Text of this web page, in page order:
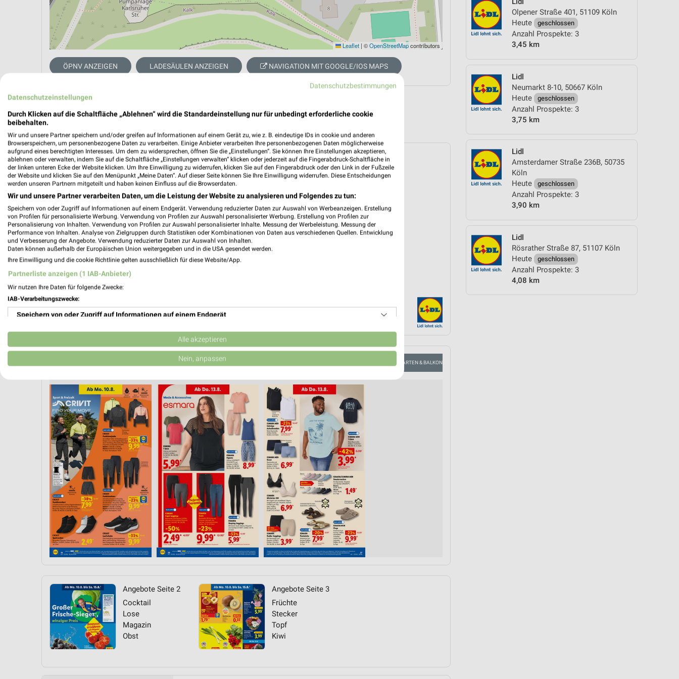
Olpener Straße 401, 51109 Köln
Heute
geschlossen
Anzahl Prospekte: 3
3,45 km
Lidl
Neumarkt 8-10, 50667 Köln
Heute
geschlossen
Anzahl Prospekte: 3
3,75 km
Lidl
Amsterdamer Straße 236B, 50735
Köln
Heute
geschlossen
Anzahl Prospekte: 3
3,90 km
Lidl
Rösrather Straße 87, 51107 Köln
Heute
geschlossen
Anzahl Prospekte: 3
4,08 km
Leaflet | ©OpenStreetMapcontributors
ÖPNV ANZEIGEN LADESÄULEN ANZEIGEN NAVIGATION MIT GOOGLE/IOS MAPS
Anzahl Prospekte: 2
❯
Lidl Prospekt für Köln ab Mo. den 10.08.
Gültig von 10. Aug. bis 15. Aug.
PROSPEKT BLÄTTERN
KAFFEE VEGANE ANGEBOTE GARTEN & BALKON
Angebote Seite 2
Cocktail
Lose
Magazin
Obst
Angebote Seite 3
Früchte
Stecker
Topf
Kiwi
Datenschutzbestimmungen
Datenschutzeinstellungen
Durch Klicken auf die Schaltfläche „Ablehnen“ wird die Standardeinstellung nur für unbedingt erforderliche cookie
beibehalten.
Wir und unsere Partner speichern und/oder greifen auf Informationen auf einem Gerät zu, wie z. B. eindeutige IDs in cookie und anderen
Browserspeichern, um personenbezogene Daten zu verarbeiten. Einige Anbieter verarbeiten Ihre personenbezogenen Daten möglicherweise
aufgrund eines berechtigten Interesses. Um dem zu widersprechen, öffnen Sie die „Einstellungen“. Sie können Ihre Einstellungen akzeptieren,
ablehnen oder verwalten, indem Sie auf die Schaltfläche „Einstellungen verwalten“ klicken oder jederzeit auf die Fingerabdruck-Schaltfläche in
der linken unteren Ecke der Website klicken. Um Ihre Einwilligung zu widerrufen, klicken Sie auf den Fingerabdruck oder den Link in der Fußzeile
der Website und klicken Sie auf den Menüpunkt „Meine Daten“. Auf dieser Seite können Sie Ihre Einwilligung widerrufen. Diese Entscheidungen
werden unseren Partnern mitgeteilt und haben keinen Einfluss auf die Browserdaten.
Wir und unsere Partner verarbeiten Daten, um die Leistung der Website zu analysieren und Folgendes zu tun:
Speichern von oder Zugriff auf Informationen auf einem Endgerät. Verwendung reduzierter Daten zur Auswahl von Werbeanzeigen. Erstellung
von Profilen für personalisierte Werbung. Verwendung von Profilen zur Auswahl personalisierter Werbung. Erstellung von Profilen zur
Personalisierung von Inhalten. Verwendung von Profilen zur Auswahl personalisierter Inhalte. Messung der Werbeleistung. Messung der
Performance von Inhalten. Analyse von Zielgruppen durch Statistiken oder Kombinationen von Daten aus verschiedenen Quellen. Entwicklung
und Verbesserung der Angebote. Verwendung reduzierter Daten zur Auswahl von Inhalten.
Daten können außerhalb der Europäischen Union weitergegeben und in die USA gesendet werden.
Ihre Einwilligung und die cookie Richtlinie gelten ausschließlich für diese Website/App.
Partnerliste anzeigen (1 IAB-Anbieter)
Wir nutzen Ihre Daten für folgende Zwecke:
IAB-Verarbeitungszwecke:
Speichern von oder Zugriff auf Informationen auf einem Endgerät
Verwendung reduzierter Daten zur Auswahl von Werbeanzeigen
Erstellung von Profilen für personalisierte Werbung
Erstellung von Profilen zur Personalisierung von Inhalten
Verwendung von Profilen zur Auswahl personalisierter Inhalte
Messung der Werbeleistung
Messung der Performance von Inhalten
Analyse von Zielgruppen durch Statistiken oder Kombinationen von Daten aus verschiedenen
Entwicklung und Verbesserung der Angebote
Verwendung reduzierter Daten zur Auswahl von Inhalten
IAB-Besonderheiten:
Geräte anhand von aktiv angeforderten Informationen identifizieren
Nicht-IAB-Verarbeitungszwecke:
Performance
Alle akzeptieren
Nein, anpassen